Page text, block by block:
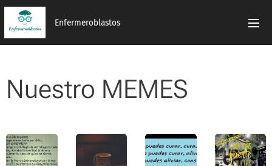
Enfermeroblastos
Nuestro MEMES